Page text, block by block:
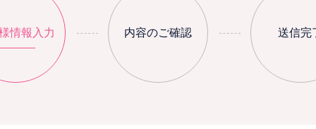
情報入力 内容のご確認 送信完